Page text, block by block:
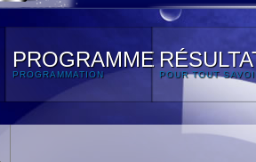
PROGRAMME
PROGRAMMATION POUR TOUT